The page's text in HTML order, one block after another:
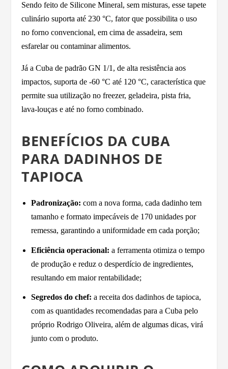
Sendo feito de Silicone Mineral, sem misturas, esse tapete
culinário suporta até 230 °C, fator que possibilita o uso
no forno convencional, em cima de assadeira, sem
esfarelar ou contaminar alimentos.
Já a Cuba de padrão GN 1/1, de alta resistência aos
impactos, suporta de -60 °C até 120 °C, característica que
permite sua utilização no freezer, geladeira, pista fria,
lava-louças e até no forno combinado.
BENEFÍCIOS DA CUBA
PARA DADINHOS DE
TAPIOCA
Padronização: com a nova forma, cada dadinho tem
tamanho e formato impecáveis de 170 unidades por
remessa, garantindo a uniformidade em cada porção;
Eficiência operacional: a ferramenta otimiza o tempo
de produção e reduz o desperdício de ingredientes,
resultando em maior rentabilidade;
Segredos do chef: a receita dos dadinhos de tapioca,
com as quantidades recomendadas para a Cuba pelo
próprio Rodrigo Oliveira, além de algumas dicas, virá
junto com o produto.